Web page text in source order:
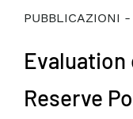
PUBBLICAZIONI
Reserve